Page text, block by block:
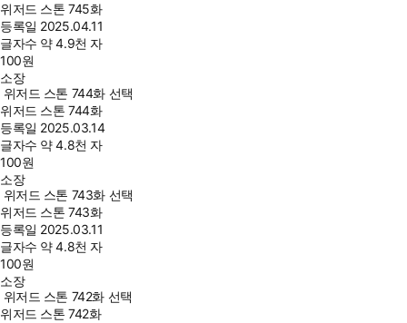
위저드 스톤 745화
등록일 2025.04.11
글자수 약 4.9천 자
100원
소장
위저드 스톤 744화 선택
위저드 스톤 744화
등록일 2025.03.14
글자수 약 4.8천 자
100원
소장
위저드 스톤 743화 선택
위저드 스톤 743화
등록일 2025.03.11
글자수 약 4.8천 자
100원
소장
위저드 스톤 742화 선택
위저드 스톤 742화